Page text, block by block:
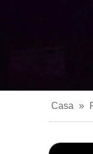
Casa »